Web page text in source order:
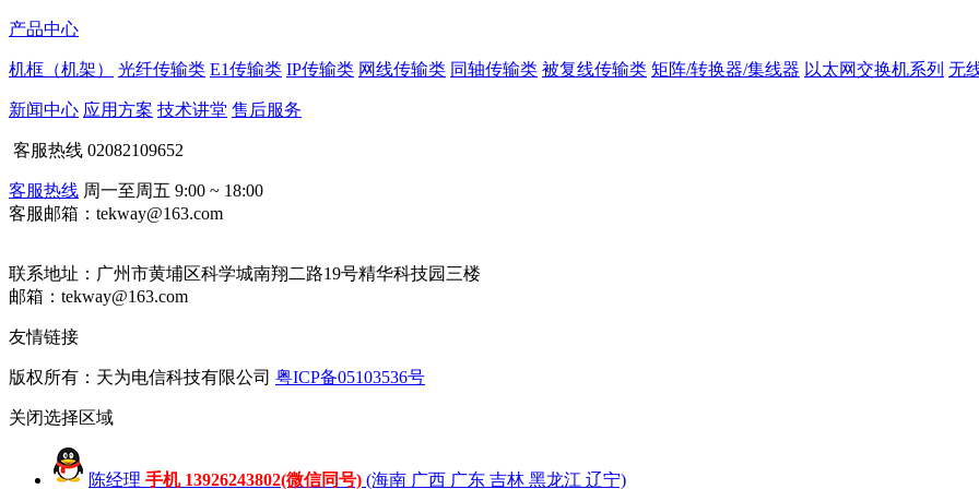
产品中心
机框（机架） 光纤传输类 E1传输类 IP传输类 网线传输类 同轴传输类 被复线传输类 矩阵/转换器/集线器 以太网交换机系列 无
新闻中心 应用方案 技术讲堂 售后服务
客服热线 02082109652
客服热线 周一至周五 9:00 ~ 18:00
客服邮箱：tekway@163.com
联系地址： 广州市黄埔区科学城南翔二路19号精华科技园三楼
邮箱：tekway@163.com
友情链接
版权所有：天为电信科技有限公司 粤ICP备05103536号
关闭选择区域
陈经理 手机 13926243802(微信同号) (海南 广西 广东 吉林 黑龙江 辽宁)